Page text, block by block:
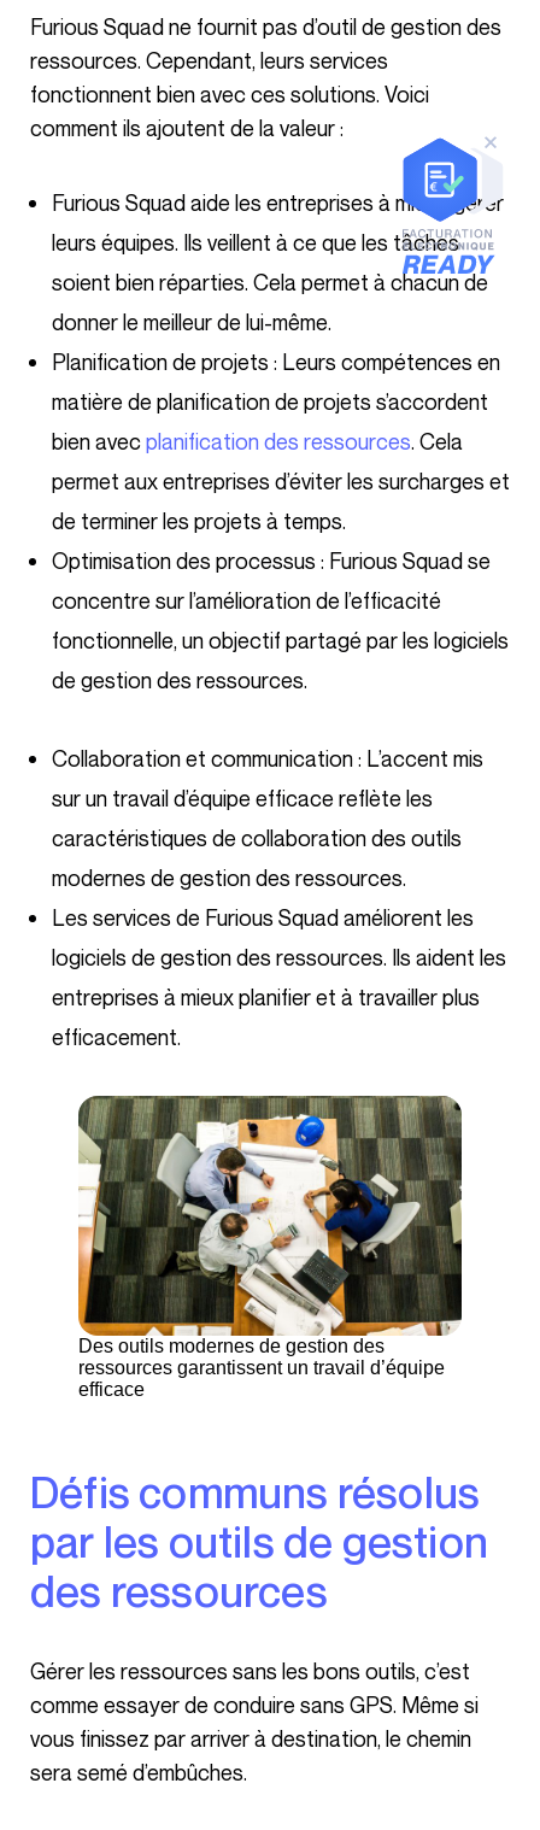
Furious Squad ne fournit pas d’outil de gestion des
ressources. Cependant, leurs services
fonctionnent bien avec ces solutions. Voici
comment ils ajoutent de la valeur :
Furious Squad aide les entreprises à mieux gérer
leurs équipes. Ils veillent à ce que les tâches
soient bien réparties. Cela permet à chacun de
donner le meilleur de lui-même.
Planification de projets : Leurs compétences en
matière de planification de projets s’accordent
bien avecplanification des ressources. Cela
permet aux entreprises d’éviter les surcharges et
de terminer les projets à temps.
Optimisation des processus : Furious Squad se
concentre sur l’amélioration de l’efficacité
fonctionnelle, un objectif partagé par les logiciels
de gestion des ressources.
Collaboration et communication : L’accent mis
sur un travail d’équipe efficace reflète les
caractéristiques de collaboration des outils
modernes de gestion des ressources.
Les services de Furious Squad améliorent les
logiciels de gestion des ressources. Ils aident les
entreprises à mieux planifier et à travailler plus
efficacement.
Des outils modernes de gestion des
ressources garantissent un travail d’équipe
efficace
Défis communs résolus
par les outils de gestion
des ressources
Gérer les ressources sans les bons outils, c’est
comme essayer de conduire sans GPS. Même si
vous finissez par arriver à destination, le chemin
sera semé d’embûches.